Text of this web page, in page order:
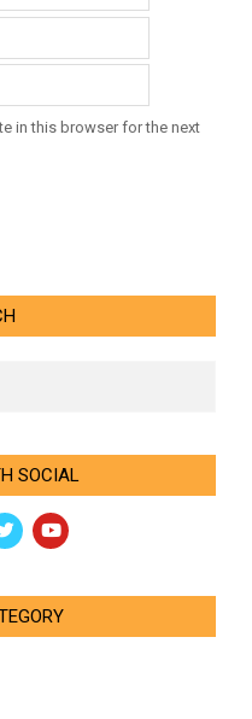
in this browser for the next
SOCIAL